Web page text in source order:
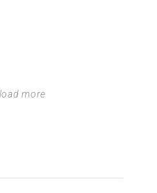
load more